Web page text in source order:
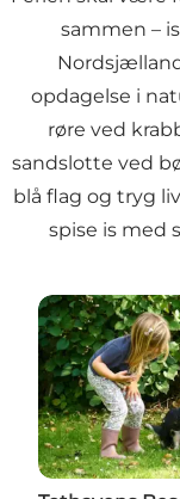
sammen –
opdagelse i
røre ved
sandslotte ved
blå flag og tryg
spise is med